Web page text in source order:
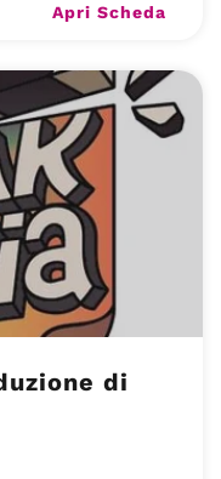
Apri Scheda
di